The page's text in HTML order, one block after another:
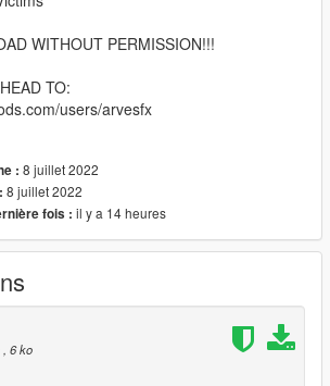
WITHOUT PERMISSION!!!
TO:
users/arvesfx
: 8 juillet 2022
8 juillet 2022
fois : il y a 14 heures
, 6 ko